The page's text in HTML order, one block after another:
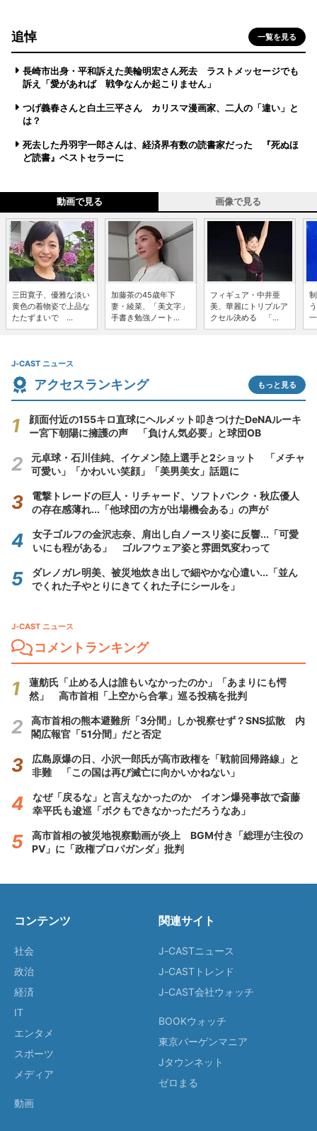
追悼 一覧を見る
長崎市出身・平和訴えた美輪明宏さん死去 ラストメッセージでも
訴え「愛があれば 戦争なんか起こりません」
つげ義春さんと白土三平さん カリスマ漫画家、二人の「違い」と
は？
死去した丹羽宇一郎さんは、経済界有数の読書家だった 『死ぬほ
ど読書』ベストセラーに
動画で見る 画像で見る
三田寛子、優雅な淡い
黄色の着物姿で上品な
たたずまいで ...
加藤茶の45歳年下
妻・綾菜、「美文字」
手書き勉強ノート...
フィギュア・中井亜
美、華麗にトリプルア
クセル決める 「...
J-CAST ニュース
アクセスランキング もっと見る
顔面付近の155キロ直球にヘルメット叩きつけたDeNAルーキ
ー宮下朝陽に擁護の声 「負けん気必要」と球団OB
元卓球・石川佳純、イケメン陸上選手と2ショット 「メチャ
可愛い」「かわいい笑顔」「美男美女」話題に
電撃トレードの巨人・リチャード、ソフトバンク・秋広優人
の存在感薄れ...「他球団の方が出場機会ある」の声が
女子ゴルフの金沢志奈、肩出し白ノースリ姿に反響...「可愛
いにも程がある」 ゴルフウェア姿と雰囲気変わって
ダレノガレ明美、被災地炊き出しで細やかな心遣い...「並ん
でくれた子やとりにきてくれた子にシールを」
J-CAST ニュース
コメントランキング
蓮舫氏「止める人は誰もいなかったのか」「あまりにも愕
然」 高市首相「上空から合掌」巡る投稿を批判
高市首相の熊本避難所「3分間」しか視察せず？SNS拡散 内
閣広報官「51分間」だと否定
広島原爆の日、小沢一郎氏が高市政権を「戦前回帰路線」と
非難 「この国は再び滅亡に向かいかねない」
なぜ「戻るな」と言えなかったのか イオン爆発事故で斎藤
幸平氏も逡巡「ボクもできなかっただろうなあ」
高市首相の被災地視察動画が炎上 BGM付き「総理が主役の
PV」に「政権プロパガンダ」批判
コンテンツ
社会
政治
経済
IT
エンタメ
スポーツ
メディア
動画
関連サイト
J-CASTニュース
J-CASTトレンド
J-CAST会社ウォッチ
BOOKウォッチ
東京バーゲンマニア
Jタウンネット
ゼロまる